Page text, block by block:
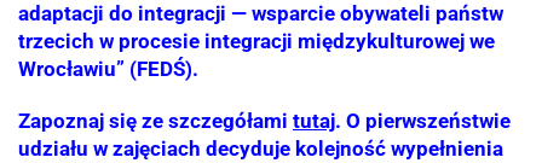
adaptacji do integracji — wsparcie obywateli państw
trzecich w procesie integracji międzykulturowej we
Wrocławiu” (FEDŚ).
Zapoznaj się ze szczegółami tutaj. O pierwszeństwie
udziału w zajęciach decyduje kolejność wypełnienia